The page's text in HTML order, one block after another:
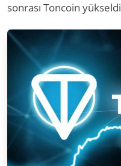
sonrası Toncoin